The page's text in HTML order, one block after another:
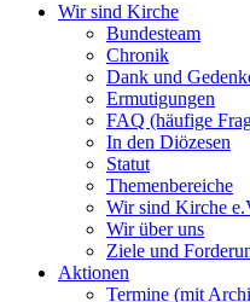
Wir sind Kirche
Bundesteam
Chronik
Dank und
Ermutigungen
FAQ (häufige
In den Diözesen
Statut
Themenbereiche
Wir sind Kirche
Wir über uns
Ziele und
Aktionen
Termine (mit